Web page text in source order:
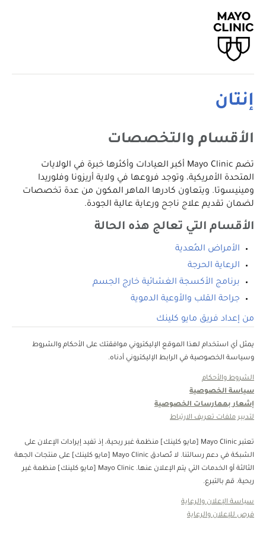
إنتان
الأقسام والتخصصات
تضم Mayo Clinic أكبر العيادات وأكثرها خبرة في الولايات
المتحدة الأمريكية، وتوجد فروعها في ولاية أريزونا وفلوريدا
ومينيسوتا. ويتعاون كادرها الماهر المكون من عدة تخصصات
لضمان تقديم علاج ناجح ورعاية عالية الجودة.
الأقسام التي تعالج هذه الحالة
الأمراض المُعدية
الرعاية الحرجة
برنامج الأكسجة الغشائية خارج الجسم
جراحة القلب والأوعية الدموية
من إعداد فريق مايو كلينك
يمثل أي استخدام لهذا الموقع الإليكتروني موافقتك على الأحكام والشروط
وسياسة الخصوصية في الرابط الإليكتروني أدناه.
الشروط والأحكام
سياسة الخصوصية
إشعار بممارسات الخصوصية
لتدبير ملفات تعريف الارتباط
تعتبر Mayo Clinic [مايو كلينك] منظمة غبر ربحية، إذ تفيد إيرادات الإعلان على
الشبكة في دعم رسالتنا. لا تُصادق Mayo Clinic [مايو كلينك] على منتجات الجهة
الثالثة أو الخدمات التي يتم الإعلان عنها. Mayo Clinic [مايو كلينك] منظمة غير
ربحية. قم بالتبرع.
سياسة الإعلان والرعاية
فرص للإعلان والرعاية